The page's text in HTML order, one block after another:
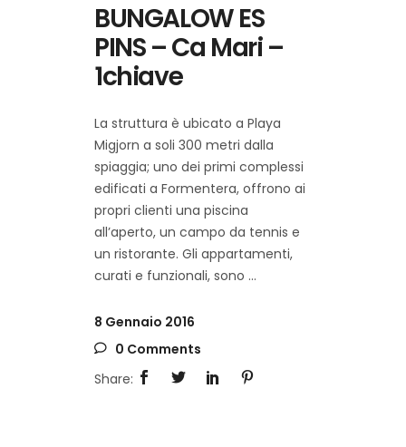
BUNGALOW ES
PINS – Ca Mari –
1chiave
La struttura è ubicato a Playa
Migjorn a soli 300 metri dalla
spiaggia; uno dei primi complessi
edificati a Formentera, offrono ai
propri clienti una piscina
all’aperto, un campo da tennis e
un ristorante. Gli appartamenti,
curati e funzionali, sono
8 Gennaio 2016
0 Comments